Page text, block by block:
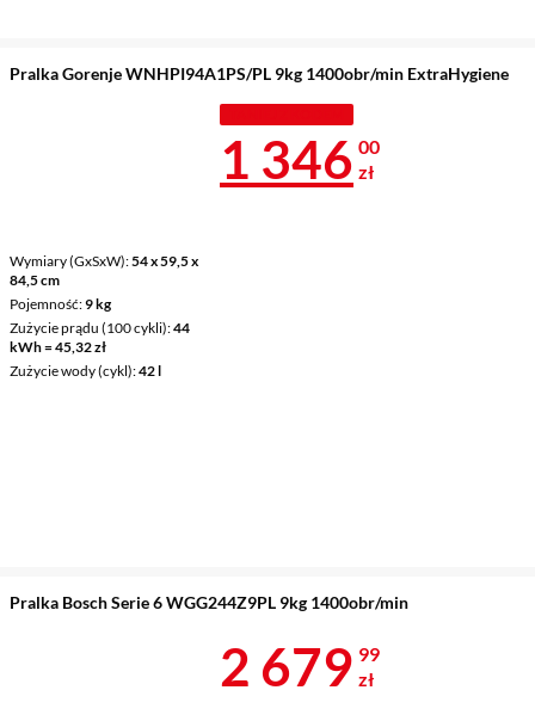
Pralka Gorenje WNHPI94A1PS/PL 9kg 1400obr/min ExtraHygiene
Wymiary (GxSxW) 54 x 59,5 x
84,5 cm
Pojemność 9 kg
Zużycie prądu (100 cykli) 44
kWh = 45,32 zł
Zużycie wody (cykl) 42 l
Cena 1 346 zł
1 346 00
zł
Pralka Bosch Serie 6 WGG244Z9PL 9kg 1400obr/min
Cena 2
2 679 99
zł